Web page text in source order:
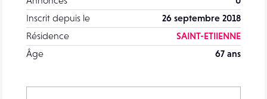
Inscrit depuis le
26 septembre 2018
Résidence
SAINT-ETIIENNE
Âge
67 ans